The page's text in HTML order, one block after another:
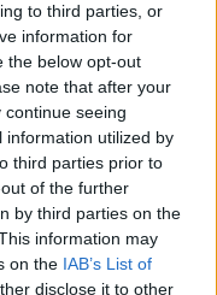
to third parties, or
information for
the below opt-out
note that after your
seeing
information utilized by
third parties prior to
of the further
by third parties on the
information may
on the IAB’s List of
disclose it to other
στη Google
ζήτησαν από
τότε
της.
η μαύρη